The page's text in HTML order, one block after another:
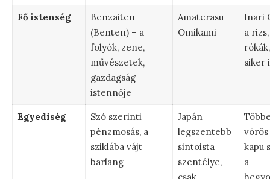
Fő istenség
Benzaiten
(Benten) – a
folyók, zene,
művészetek,
gazdagság
istennője
Amaterasu
Omikami
Inari
a
siker
Egyediség
Szó szerinti
pénzmosás, a
sziklába vájt
barlang
Japán
legszentebb
sintoista
szentélye,
kapu
a